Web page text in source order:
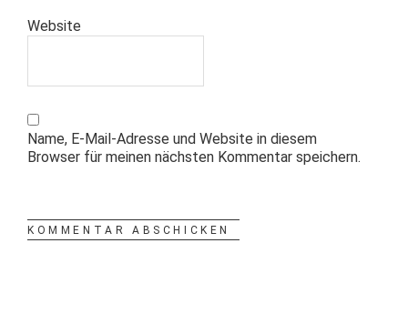
Website
Name, E-Mail-Adresse und Website in diesem
Browser für meinen nächsten Kommentar speichern.